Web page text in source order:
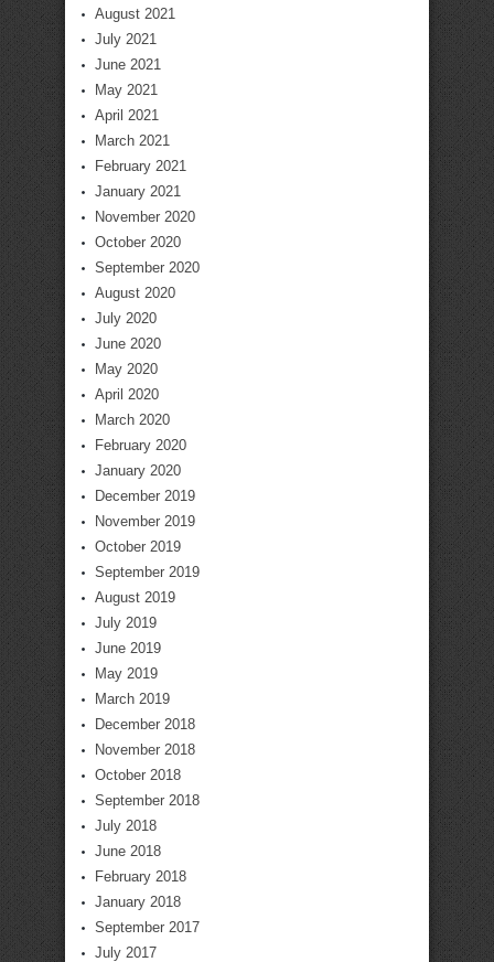
August 2021
July 2021
June 2021
May 2021
April 2021
March 2021
February 2021
January 2021
November 2020
October 2020
September 2020
August 2020
July 2020
June 2020
May 2020
April 2020
March 2020
February 2020
January 2020
December 2019
November 2019
October 2019
September 2019
August 2019
July 2019
June 2019
May 2019
March 2019
December 2018
November 2018
October 2018
September 2018
July 2018
June 2018
February 2018
January 2018
September 2017
July 2017